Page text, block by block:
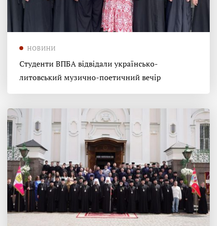
НОВИНИ
Студенти ВПБА відвідали українсько-
литовський музично-поетичний вечір